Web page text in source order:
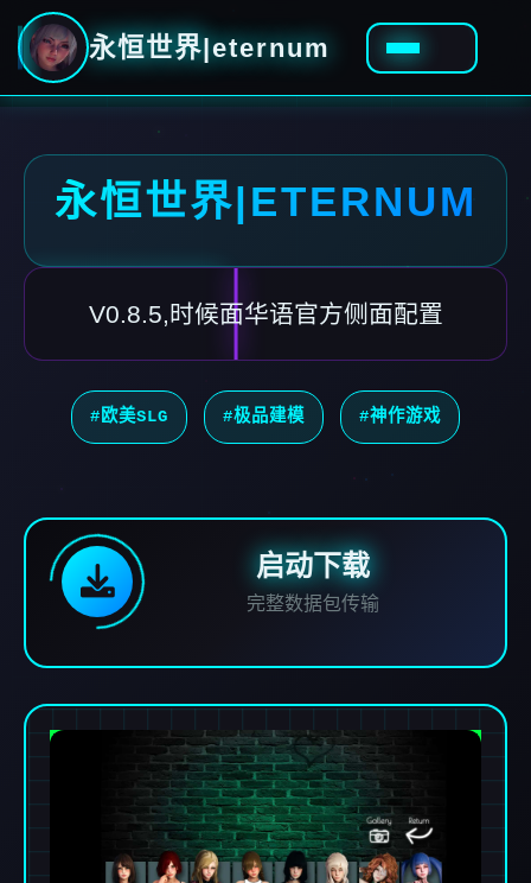
永恒世界|eternum
永恒世界|ETERNUM
V0.8.5,时候面华语官方侧面配置
#欧美SLG #极品建模 #神作游戏
启动下载
完整数据包传输